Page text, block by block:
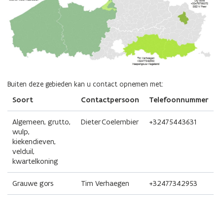
Buiten deze gebieden kan u contact opnemen met:
Soort Contactpersoon Telefoonnummer
Algemeen, grutto,
wulp,
kiekendieven,
velduil,
kwartelkoning
Dieter Coelembier +32475443631
Grauwe gors Tim Verhaegen +32477342953